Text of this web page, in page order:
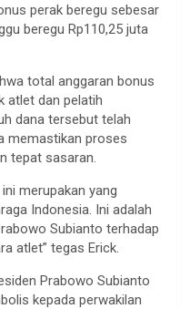
perak beregu sebesar
beregu Rp110,25 juta
total anggaran bonus
atlet dan pelatih
dana tersebut telah
memastikan proses
tepat sasaran.
merupakan yang
Indonesia. Ini adalah
Subianto terhadap
atlet” tegas Erick.
Prabowo Subianto
kepada perwakilan